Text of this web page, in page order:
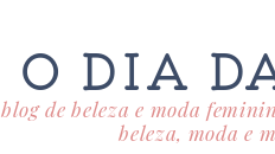
O DIA
blog de beleza e moda
beleza, moda e